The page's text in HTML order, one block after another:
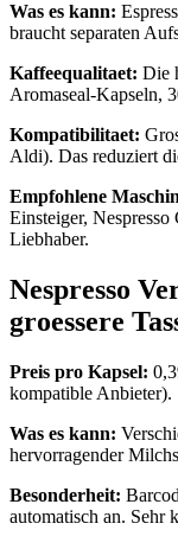
Was es kann:
braucht separaten
Kaffeequalitaet: Die
Aromaseal-Kapseln,
Kompatibilitaet:
Aldi). Das reduziert
Empfohlene
Einsteiger,
Liebhaber.
Nespresso
groessere
Preis pro Kapsel:
kompatible Anbieter).
Was es kann:
hervorragender
Besonderheit:
automatisch an. Sehr